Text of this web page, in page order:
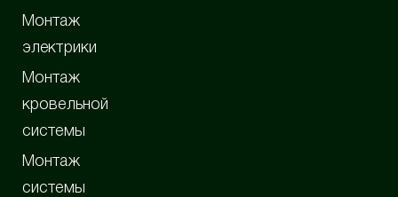
Монтаж
электрики
Монтаж
кровельной
системы
Монтаж
системы